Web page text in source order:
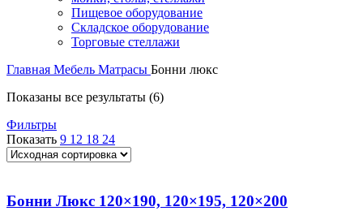
Пищевое оборудование
Складское оборудование
Торговые стеллажи
Главная Мебель Матрасы Бонни люкс
Показаны все результаты (6)
Фильтры
Показать 9 12 18 24
Бонни Люкс 120×190, 120×195, 120×200